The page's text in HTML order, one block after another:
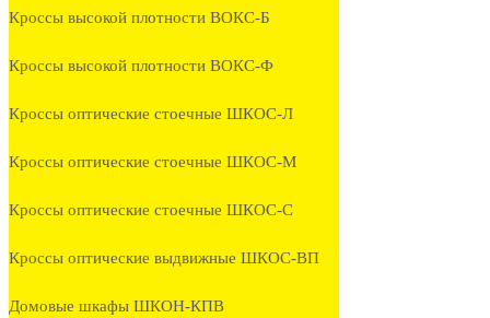
Кроссы высокой плотности ВОКС-Б
Кроссы высокой плотности ВОКС-Ф
Кроссы оптические стоечные ШКОС-Л
Кроссы оптические стоечные ШКОС-М
Кроссы оптические стоечные ШКОС-С
Кроссы оптические выдвижные ШКОС-ВП
Домовые шкафы ШКОН-КПВ